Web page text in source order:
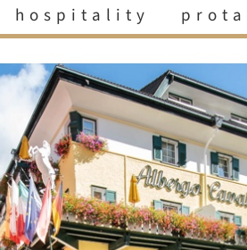
hospitality